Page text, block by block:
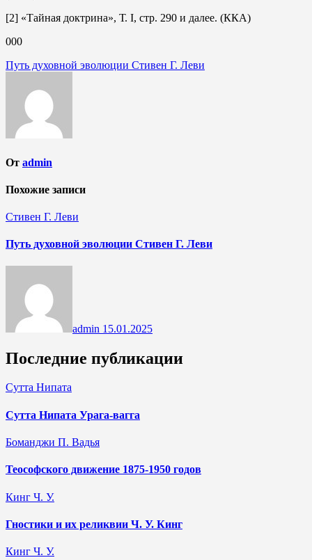
[2] «Тайная доктрина», Т. I, стр. 290 и далее. (ККA)
000
Навигация
записям
Путь духовной эволюции Стивен Г. Леви
От admin
Похожие записи
Стивен Г. Леви
Путь духовной эволюции Стивен Г. Леви
admin 15.01.2025
Последние публикации
Сутта Нипата
Сутта Нипата Урага-вагга
Боманджи П. Вадья
Теософского движение 1875-1950 годов
Кинг Ч. У.
Гностики и их реликвии Ч. У. Кинг
Кинг Ч. У.